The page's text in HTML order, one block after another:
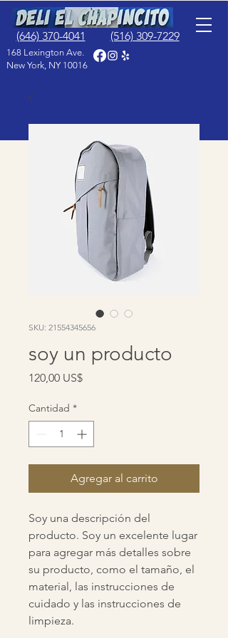
(516) 309-7229
(646) 370-4041
168 Lexington Ave.
New York, NY 10016
SKU: 21554345656
soy un producto
120,00 US$Precio
Cantidad *
Agregar al carrito
Soy una descripción del
producto. Soy un excelente lugar
para agregar más detalles sobre
su producto, como el tamaño, el
material, las instrucciones de
cuidado y las instrucciones de
limpieza.